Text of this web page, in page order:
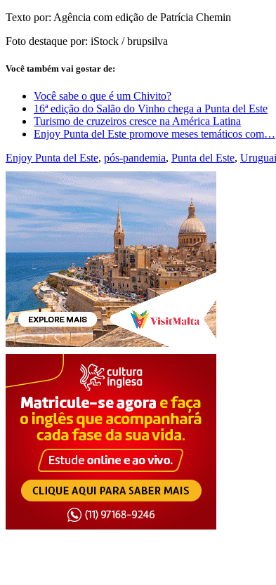
Texto por: Agência com edição de Patrícia Chemin
Foto destaque por: iStock / brupsilva
Você também vai gostar de:
Você sabe o que é um Chivito?
16ª edição do Salão do Vinho chega a Punta del Este
Turismo de cruzeiros cresce na América Latina
Enjoy Punta del Este promove meses temáticos com…
Enjoy Punta del Este, pós-pandemia, Punta del Este, Uruguai